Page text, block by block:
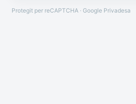
Protegit per reCAPTCHA · Google Privadesa